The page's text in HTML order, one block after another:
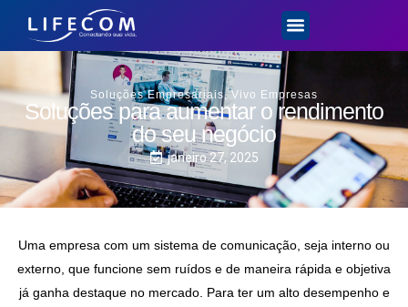
Soluções Empresariais,Vivo Empresas
Soluções para aumentar o rendimento
do seu negócio
janeiro 27, 2025
Uma empresa com um sistema de comunicação, seja interno ou
externo, que funcione sem ruídos e de maneira rápida e objetiva
já ganha destaque no mercado. Para ter um alto desempenho e